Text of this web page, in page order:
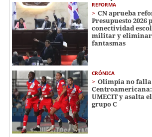
REFORMA
CN aprueba
Presupuesto
conectividad
militar y eliminar
fantasmas
CRÓNICA
Olimpia no falla
UMECIT y asalta
grupo C